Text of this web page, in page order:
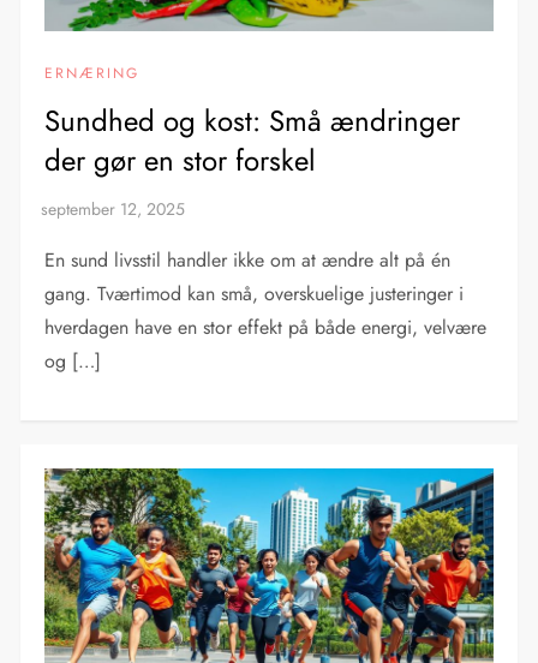
ERNÆRING
Sundhed og kost: Små ændringer
der gør en stor forskel
En sund livsstil handler ikke om at ændre alt på én
gang. Tværtimod kan små, overskuelige justeringer i
hverdagen have en stor effekt på både energi, velvære
og […]